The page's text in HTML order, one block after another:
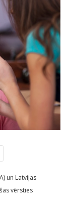
un Latvijas
vērsties